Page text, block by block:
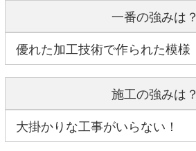
一番の強みは？
優れた加工技術で作られた模様
施工の強みは？
大掛かりな工事がいらない！